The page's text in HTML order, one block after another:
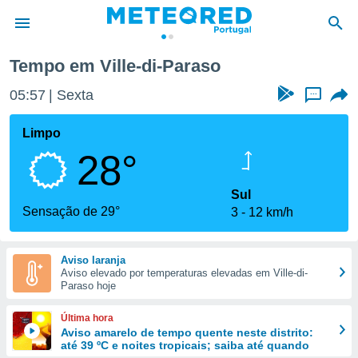
da
foi
fornecidas
a este
das
e
forma
digital
Tempo em Ville-di-Paraso
05:57 Sexta ...
Limpo
28°
Sensação de 29°
Sul
3
12 km/h
Aviso laranja
Aviso elevado por temperaturas elevadas em Ville-di-
Paraso hoje
Última hora
Aviso amarelo de tempo quente neste distrito:
até 39 ºC e noites tropicais; saiba até quando